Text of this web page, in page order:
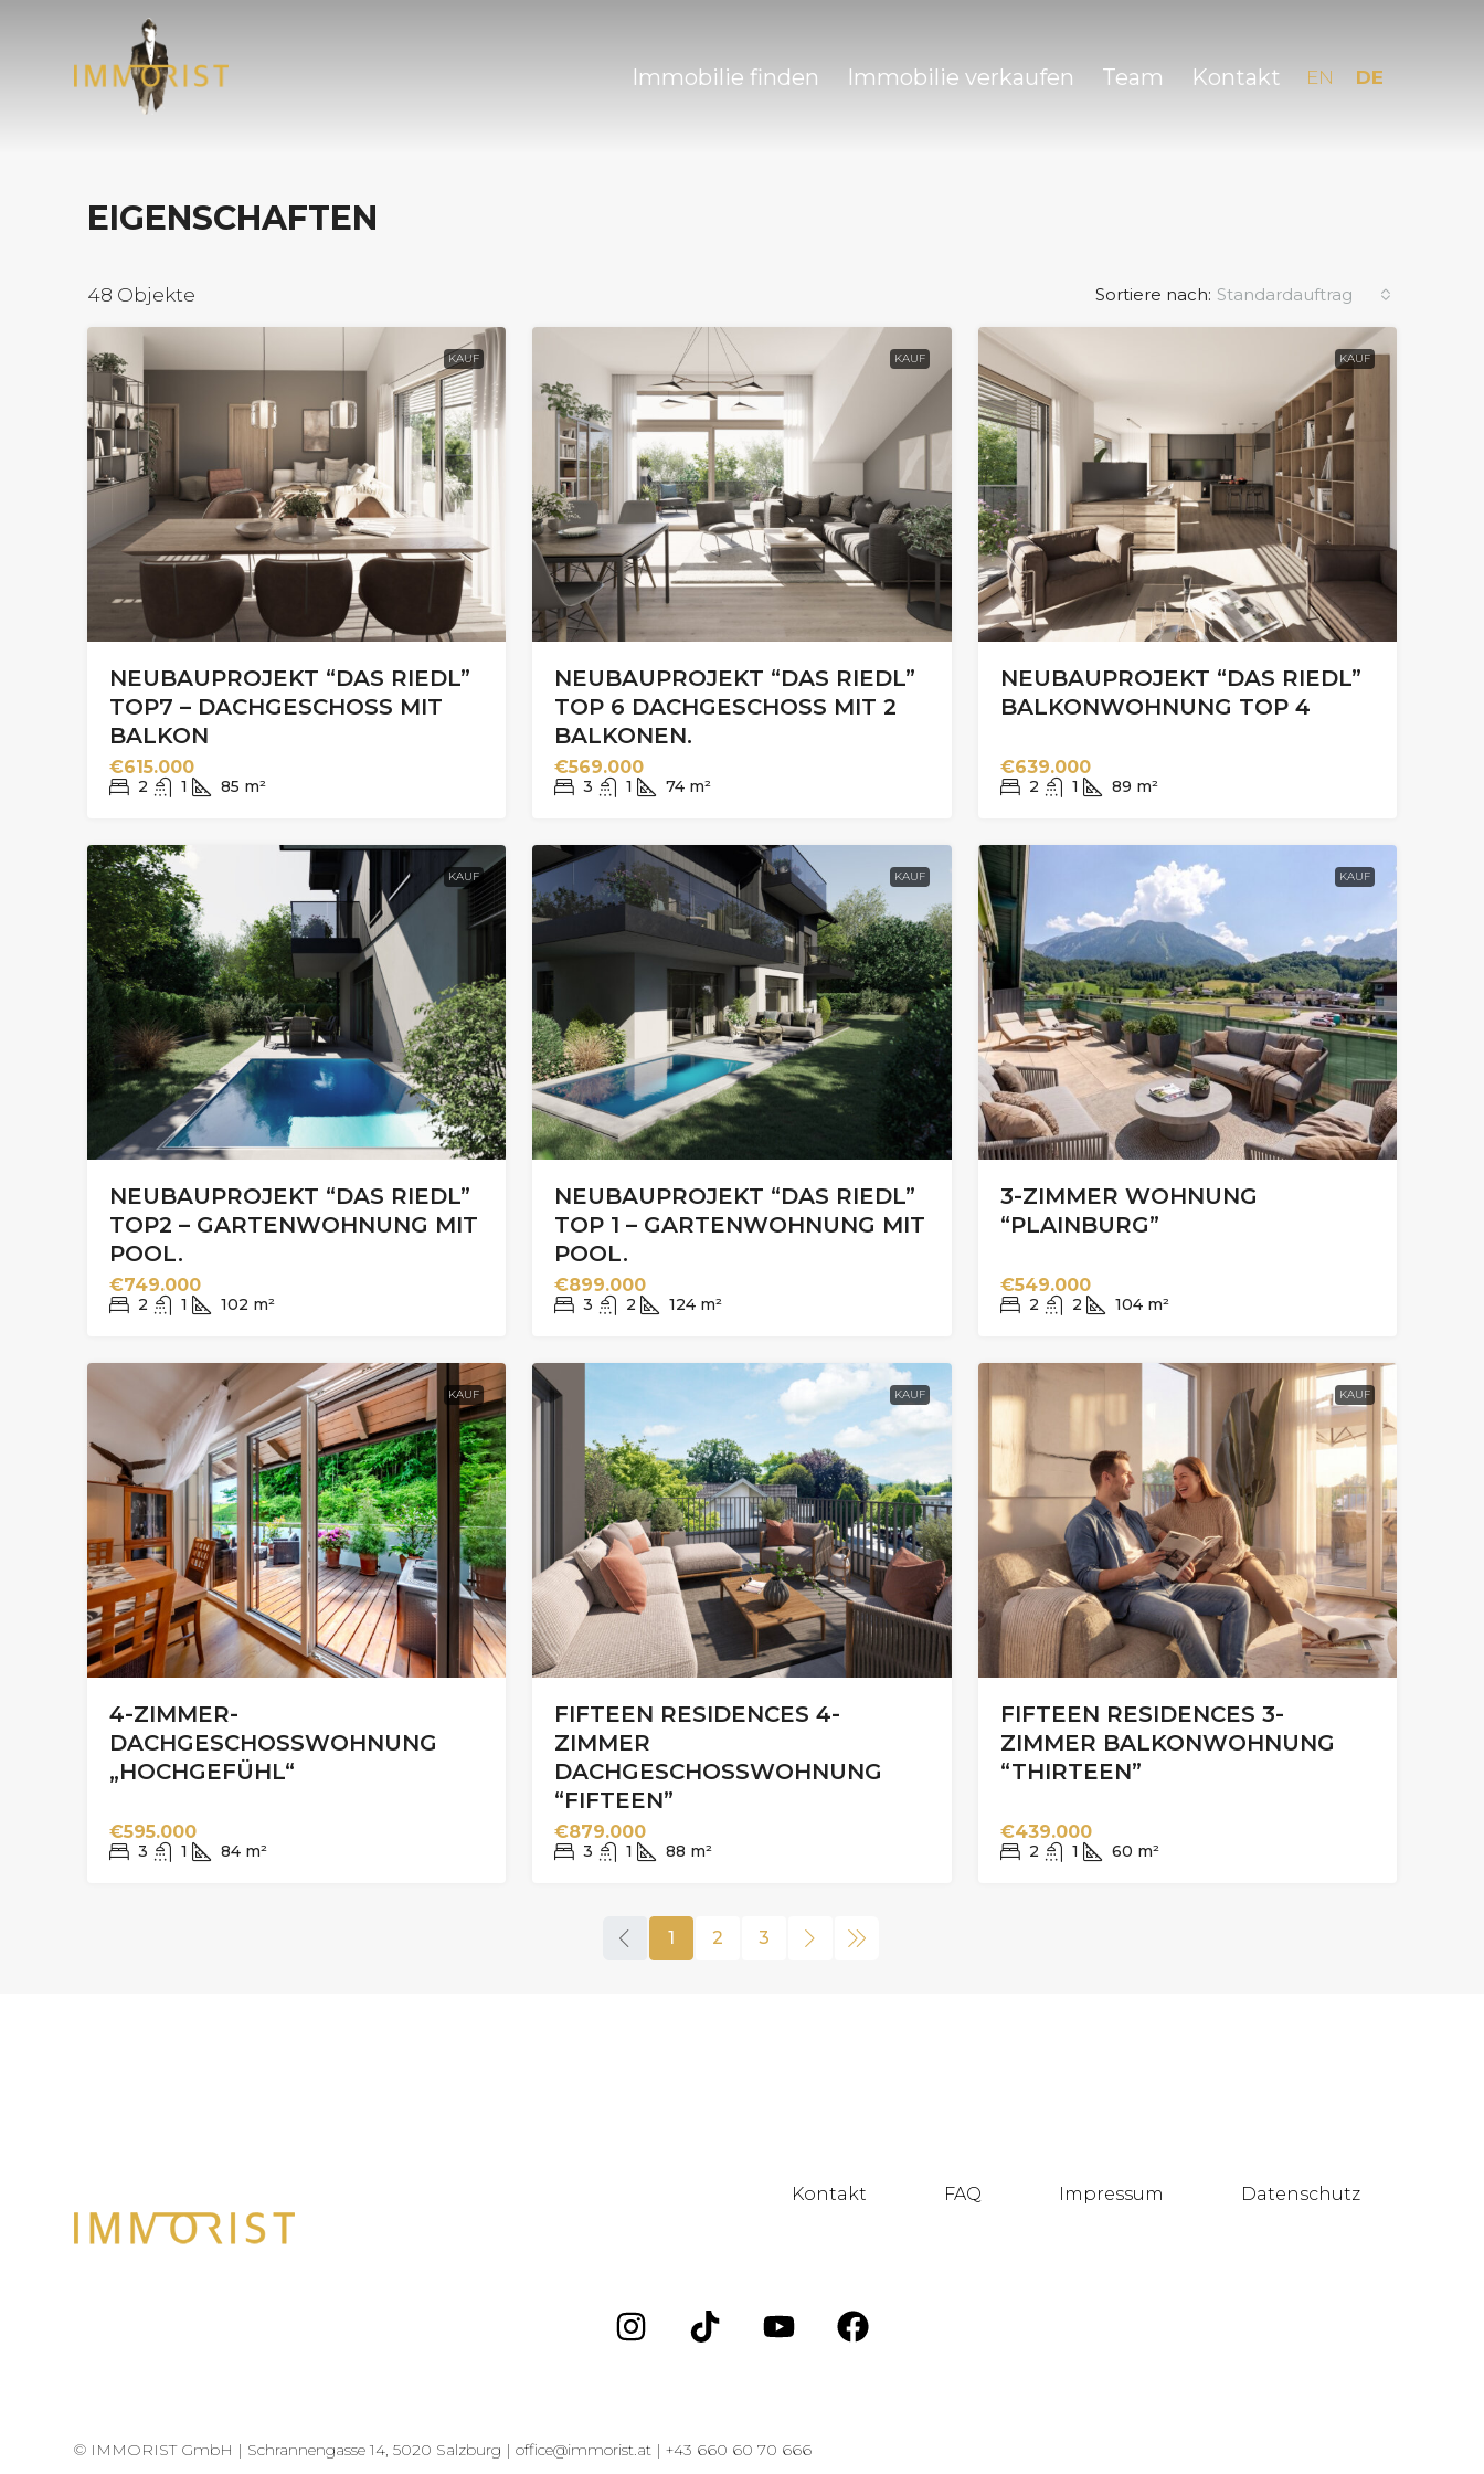
Immobilie finden Immobilie verkaufen Team Kontakt EN DE
EIGENSCHAFTEN
48 Objekte Sortiere nach: Standardauftrag
KAUF
NEUBAUPROJEKT “DAS RIEDL”
TOP7 – DACHGESCHOSS MIT
BALKON
€615.000
2 1 85 m²
KAUF
NEUBAUPROJEKT “DAS RIEDL”
TOP 6 DACHGESCHOSS MIT 2
BALKONEN.
€569.000
3 1 74 m²
KAUF
NEUBAUPROJEKT “DAS RIEDL”
BALKONWOHNUNG TOP 4
€639.000
2 1 89 m²
KAUF
NEUBAUPROJEKT “DAS RIEDL”
TOP2 – GARTENWOHNUNG MIT
POOL.
€749.000
2 1 102 m²
KAUF
NEUBAUPROJEKT “DAS RIEDL”
TOP 1 – GARTENWOHNUNG MIT
POOL.
€899.000
3 2 124 m²
KAUF
3-ZIMMER WOHNUNG
“PLAINBURG”
€549.000
2 2 104 m²
KAUF
4-ZIMMER-
DACHGESCHOSSWOHNUNG
„HOCHGEFÜHL“
€595.000
3 1 84 m²
KAUF
FIFTEEN RESIDENCES 4-
ZIMMER
DACHGESCHOSSWOHNUNG
“FIFTEEN”
€879.000
3 1 88 m²
KAUF
FIFTEEN RESIDENCES 3-
ZIMMER BALKONWOHNUNG
“THIRTEEN”
€439.000
2 1 60 m²
1 2 3
Kontakt FAQ Impressum Datenschutz
© IMMORIST GmbH | Schrannengasse 14, 5020 Salzburg |office@immorist.at |+43 660 60 70 666